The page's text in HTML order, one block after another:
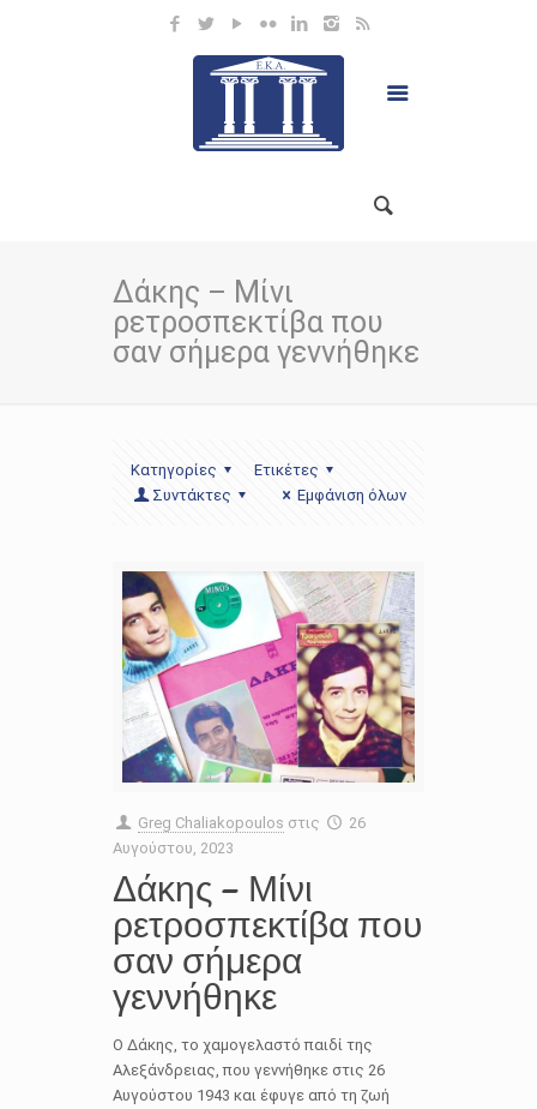
Δάκης – Μίνι
ρετροσπεκτίβα που
σαν σήμερα γεννήθηκε
Κατηγορίες
Ετικέτες
Συντάκτες
Εμφάνιση όλων
Greg Chaliakopoulos στις
26
Αυγούστου, 2023
Δάκης – Μίνι
ρετροσπεκτίβα που
σαν σήμερα
γεννήθηκε
Ο Δάκης, το χαμογελαστό παιδί της
Αλεξάνδρειας, που γεννήθηκε στις 26
Αυγούστου 1943 και έφυγε από τη ζωή